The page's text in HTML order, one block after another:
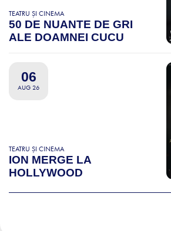
TEATRU ȘI CINEMA
50 DE NUANTE DE GRI
ALE DOAMNEI CUCU
06
AUG 26
TEATRU ȘI CINEMA
ION MERGE LA
HOLLYWOOD